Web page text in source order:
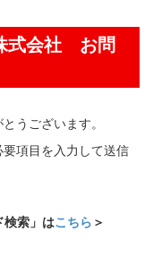
式会社 お問
うございます。
項目を入力して送信
検索」はこちら ＞